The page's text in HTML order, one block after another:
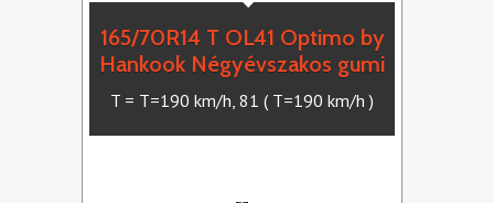
165/70R14 T OL41 Optimo by
Hankook Négyévszakos gumi
T = T=190 km/h, 81 ( T=190 km/h )